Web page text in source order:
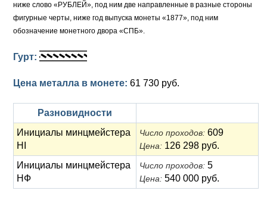
Серебро
ниже слово «РУБЛЕЙ», под ним две направленные в разные стороны
фигурные черты, ниже год выпуска монеты «1877», под ним
обозначение монетного двора «СПБ».
Гурт:
Цена металла в монете: 61 730 руб.
Разновидности
Инициалы минцмейстера
НІ
Число проходов: 609
Цена: 126 298 руб.
Инициалы минцмейстера
НФ
Число проходов: 5
Цена: 540 000 руб.